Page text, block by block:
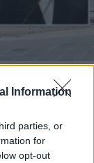
Information
parties, or
for
opt-out
Η
την